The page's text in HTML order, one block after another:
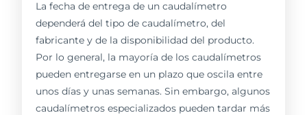
La fecha de entrega de un caudalímetro
dependerá del tipo de caudalímetro, del
fabricante y de la disponibilidad del producto.
Por lo general, la mayoría de los caudalímetros
pueden entregarse en un plazo que oscila entre
unos días y unas semanas. Sin embargo, algunos
caudalímetros especializados pueden tardar más